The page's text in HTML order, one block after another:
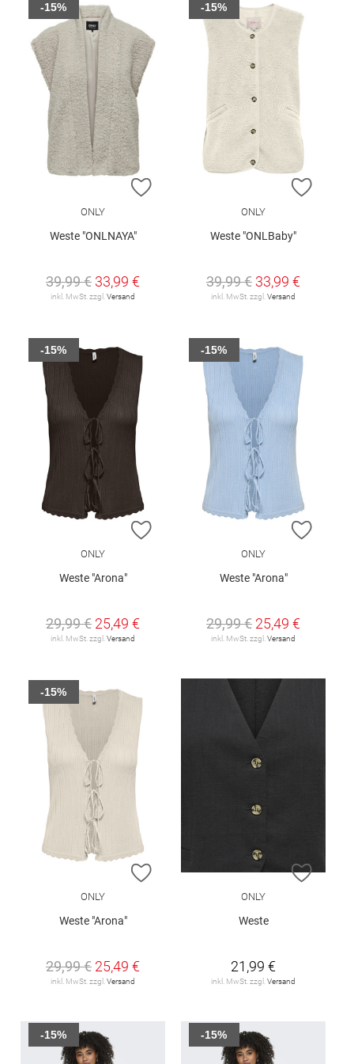
ZUR WUNSCHLISTE HINZUFÜGEN
ONLY
Weste "ONLNAYA"
39,99 € 33,99 €
inkl. MwSt. zzgl. Versand
-15%
ZUR
ONLY
Weste "ONLBaby"
39,99 € 33,99 €
inkl. MwSt. zzgl. Versand
-15%
ZUR WUNSCHLISTE HINZUFÜGEN
ONLY
Weste "Arona"
29,99 € 25,49 €
inkl. MwSt. zzgl.Versand
-15%
ZUR
ONLY
Weste "Arona"
29,99 € 25,49 €
inkl. MwSt. zzgl.Versand
-15%
ZUR WUNSCHLISTE HINZUFÜGEN
ONLY
Weste "Arona"
29,99 € 25,49 €
inkl. MwSt. zzgl.Versand
-15%
ZUR
ONLY
Weste
21,99 €
inkl. MwSt. zzgl.Versand
-15% -15%